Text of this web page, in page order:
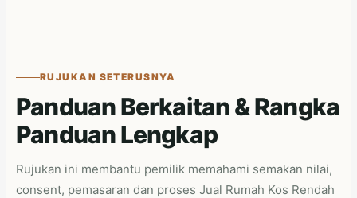
RUJUKAN SETERUSNYA
Panduan Berkaitan & Rangka
Panduan Lengkap
Rujukan ini membantu pemilik memahami semakan nilai,
consent, pemasaran dan proses Jual Rumah Kos Rendah